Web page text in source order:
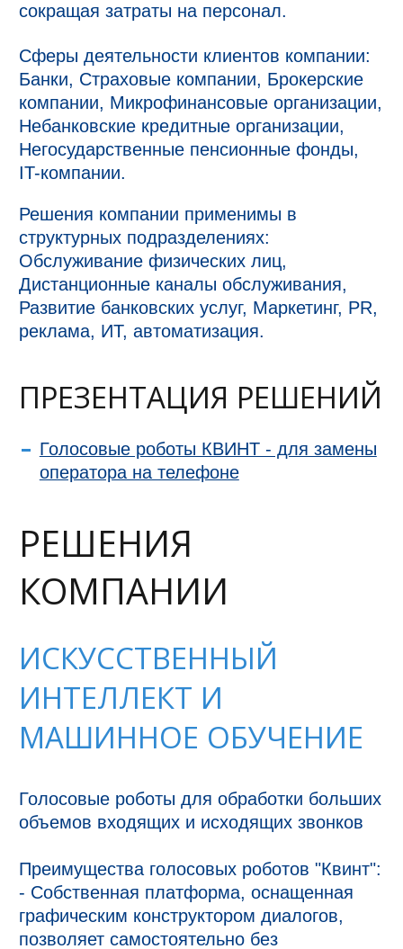
сокращая затраты на персонал.
Сферы деятельности клиентов компании:
Банки, Страховые компании, Брокерские
компании, Микрофинансовые организации,
Небанковские кредитные организации,
Негосударственные пенсионные фонды,
IT-компании.
Решения компании применимы в
структурных подразделениях:
Обслуживание физических лиц,
Дистанционные каналы обслуживания,
Развитие банковских услуг, Маркетинг, PR,
реклама, ИТ, автоматизация.
ПРЕЗЕНТАЦИЯ РЕШЕНИЙ
Голосовые роботы КВИНТ - для замены
оператора на телефоне
РЕШЕНИЯ
КОМПАНИИ
ИСКУССТВЕННЫЙ
ИНТЕЛЛЕКТ И
МАШИННОЕ ОБУЧЕНИЕ
Голосовые роботы для обработки больших
объемов входящих и исходящих звонков
Преимущества голосовых роботов "Квинт":
- Собственная платформа, оснащенная
графическим конструктором диалогов,
позволяет самостоятельно без